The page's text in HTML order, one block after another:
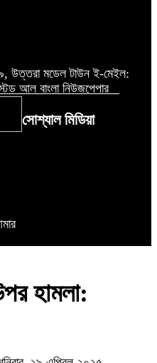
উত্তরা মডেল টাউন ই-মেইল:
আল বাংলা নিউজপেপার
সোশ্যাল মিডিয়া
হামলা: